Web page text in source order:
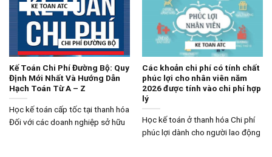
Kế Toán Chi Phí Đường Bộ: Quy
Định Mới Nhất Và Hướng Dẫn
Hạch Toán Từ A – Z
Học kế toán cấp tốc tại thanh hóa
Đối với các doanh nghiệp sở hữu
Các khoản chi phí có tính chất
phúc lợi cho nhân viên năm
2026 được tính vào chi phí hợp
lý
Học kế toán ở thanh hóa Chi phí
phúc lợi dành cho người lao động